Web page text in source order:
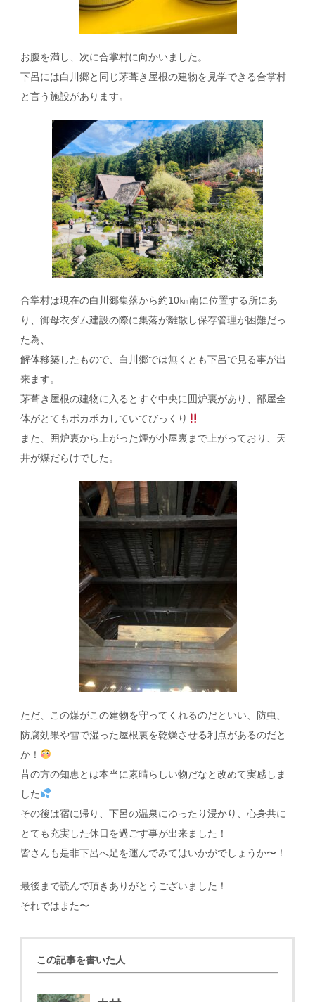
お腹を満し、次に合掌村に向かいました。
下呂には白川郷と同じ茅葺き屋根の建物を見学できる合掌村
と言う施設があります。
合掌村は現在の白川郷集落から約10㎞南に位置する所にあ
り、御母衣ダム建設の際に集落が離散し保存管理が困難だっ
た為、
解体移築したもので、白川郷では無くとも下呂で見る事が出
来ます。
茅葺き屋根の建物に入るとすぐ中央に囲炉裏があり、部屋全
体がとてもポカポカしていてびっくり
また、囲炉裏から上がった煙が小屋裏まで上がっており、天
井が煤だらけでした。
ただ、この煤がこの建物を守ってくれるのだといい、防虫、
防腐効果や雪で湿った屋根裏を乾燥させる利点があるのだと
か！
昔の方の知恵とは本当に素晴らしい物だなと改めて実感しま
した
その後は宿に帰り、下呂の温泉にゆったり浸かり、心身共に
とても充実した休日を過ごす事が出来ました！
皆さんも是非下呂へ足を運んでみてはいかがでしょうか〜！
最後まで読んで頂きありがとうございました！
それではまた〜
この記事を書いた人